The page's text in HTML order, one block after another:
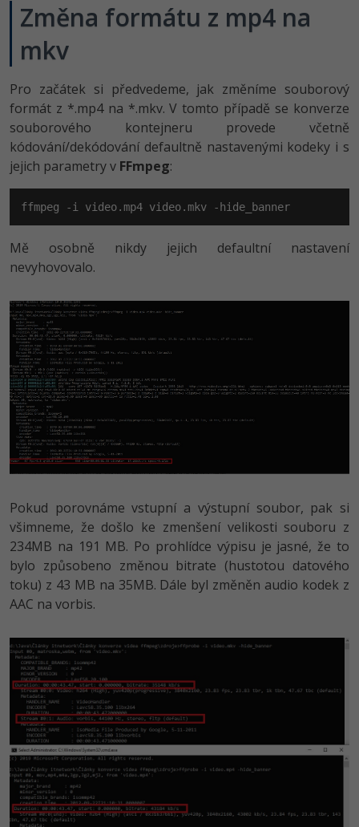
Změna formátu z mp4 na
mkv
Pro začátek si předvedeme, jak změníme souborový
formát z *.mp4 na *.mkv. V tomto případě se konverze
souborového kontejneru provede včetně
kódování/dekódování defaultně nastavenými kodeky i s
jejich parametry v FFmpeg:
ffmpeg -i video.mp4 video.mkv -hide_banner
Mě osobně nikdy jejich defaultní nastavení
nevyhovovalo.
Pokud porovnáme vstupní a výstupní soubor, pak si
všimneme, že došlo ke zmenšení velikosti souboru z
234MB na 191 MB. Po prohlídce výpisu je jasné, že to
bylo způsobeno změnou bitrate (hustotou datového
toku) z 43 MB na 35MB. Dále byl změněn audio kodek z
AAC na vorbis.